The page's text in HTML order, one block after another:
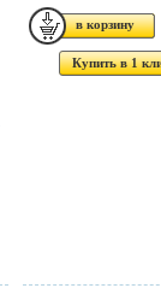
Купить в 1